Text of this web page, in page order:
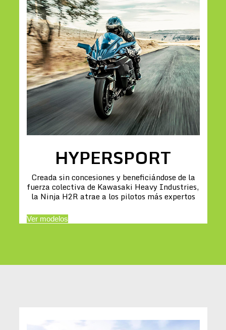
HYPERSPORT
Creada sin concesiones y beneficiándose de la
fuerza colectiva de Kawasaki Heavy Industries,
la Ninja H2R atrae a los pilotos más expertos
Ver modelos